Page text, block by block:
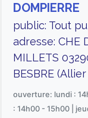
DOMPIERRE
public: Tout
adresse: CHE
MILLETS
BESBRE (Allier
ouverture: lundi :
: 14h00 - 15h00 |